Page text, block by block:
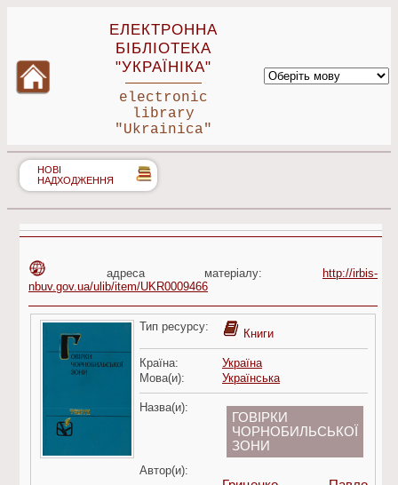
ЕЛЕКТРОННА
БІБЛІОТЕКА
"УКРАЇНІКА"
electronic
library
"Ukrainica"
НОВІ
НАДХОДЖЕННЯ
адреса матеріалу:
http://irbis-
nbuv.gov.ua/ulib/item/UKR0009466
Тип ресурсу:
Книги
Країна:
Україна
Мова(и):
Українська
Назва(и):
ГОВІРКИ
ЧОРНОБИЛЬСЬКОЇ
ЗОНИ
Автор(и):